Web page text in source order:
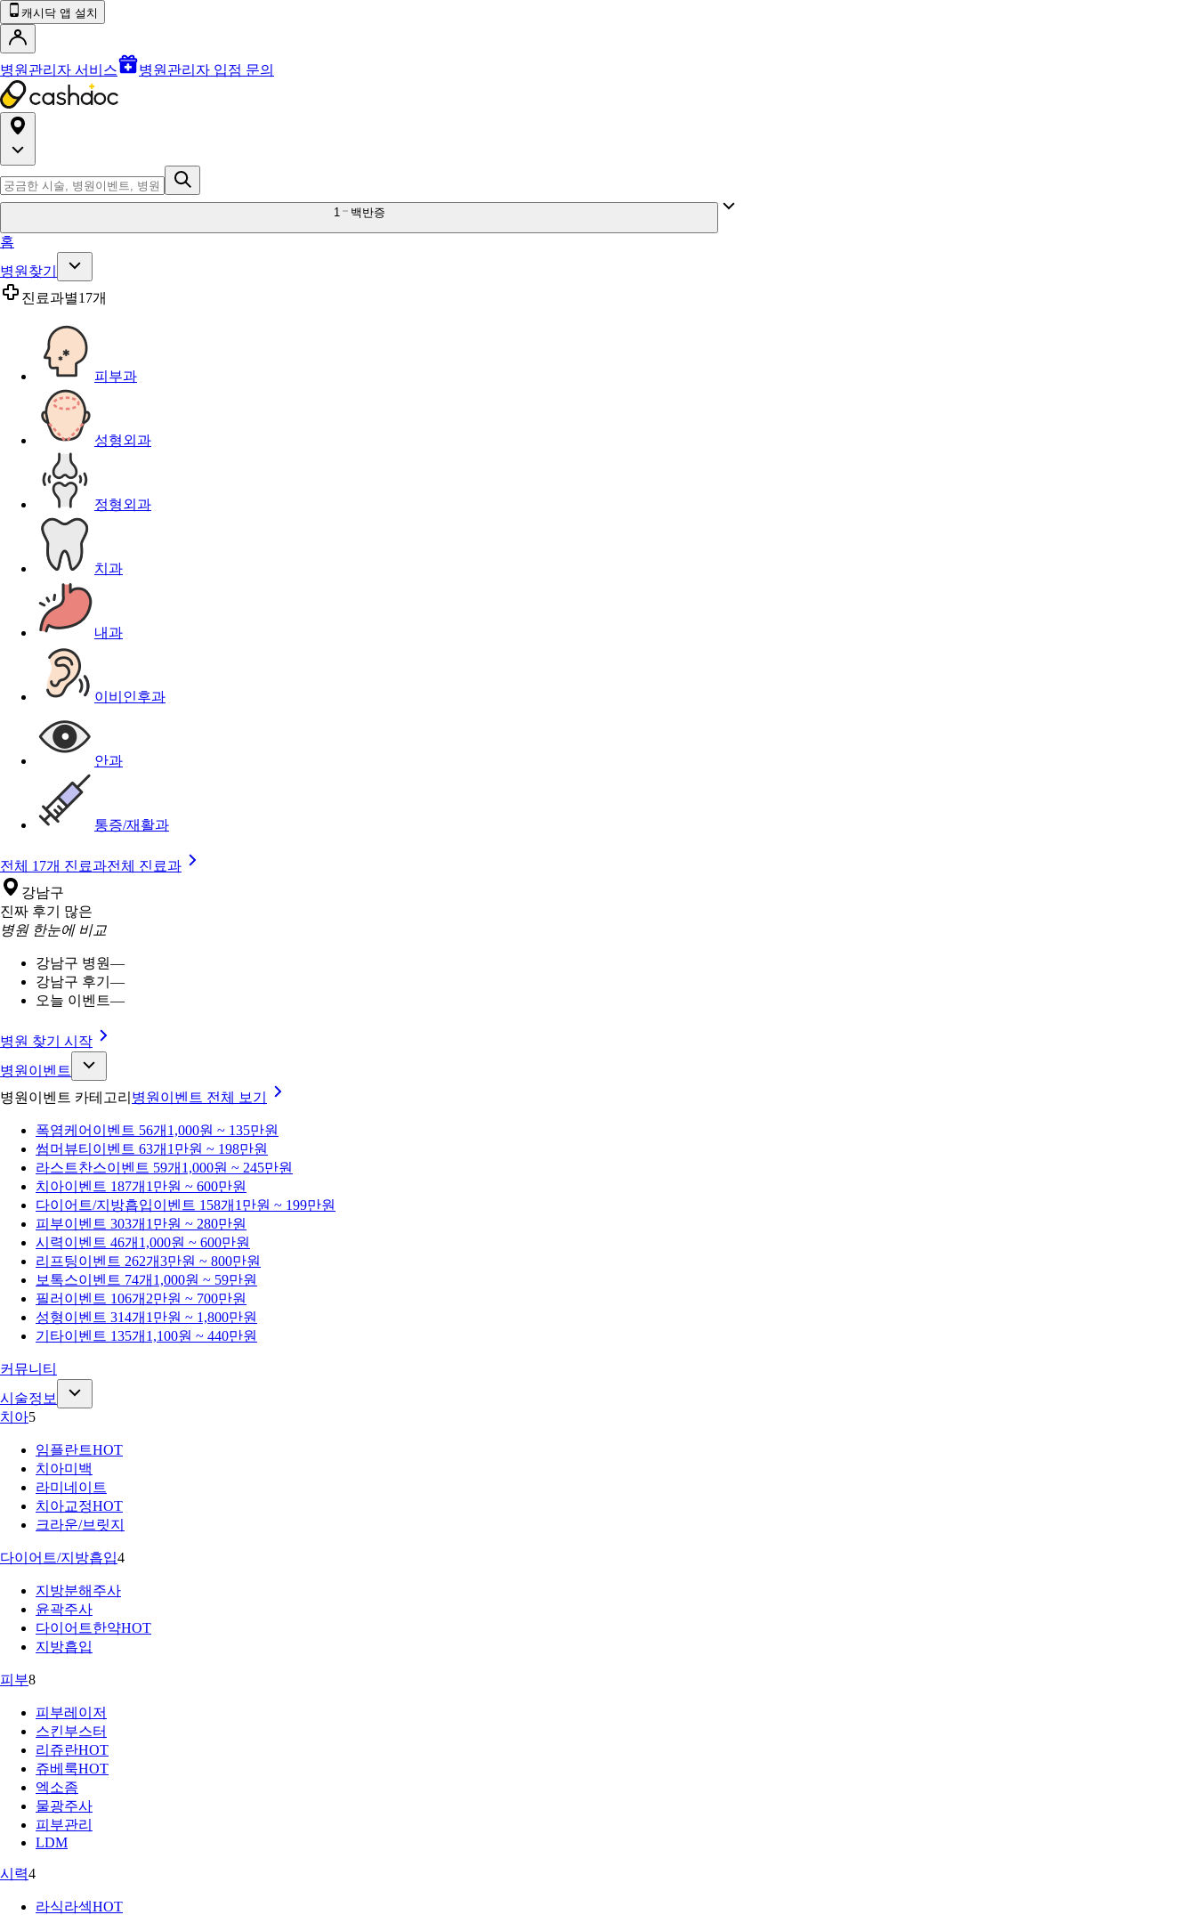
캐시닥 앱 설치
병원관리자 서비스 병원관리자 입점 문의
1 백반증
홈
병원찾기
진료과별17개
피부과
성형외과
정형외과
치과
내과
이비인후과
안과
통증/재활과
전체 17개 진료과전체 진료과
강남구
진짜 후기 많은
병원 한눈에 비교
강남구 병원—
강남구 후기 —
오늘 이벤트—
병원 찾기 시작
병원이벤트
병원이벤트 카테고리 병원이벤트 전체 보기
폭염케어 이벤트 56개 1,000원 ~ 135만원
썸머뷰티 이벤트 63개 1만원 ~ 198만원
라스트찬스이벤트 59개 1,000원 ~ 245만원
치아이벤트 187개 1만원 ~ 600만원
다이어트/지방흡입이벤트 158개 1만원 ~ 199만원
피부이벤트 303개 1만원 ~ 280만원
시력이벤트 46개 1,000원 ~ 600만원
리프팅이벤트 262개3만원 ~ 800만원
보톡스이벤트 74개 1,000원 ~ 59만원
필러 이벤트 106개 2만원 ~ 700만원
성형이벤트 314개 1만원 ~ 1,800만원
기타이벤트 135개 1,100원 ~ 440만원
커뮤니티
시술정보
치아5
임플란트HOT
치아미백
라미네이트
치아교정HOT
크라운/브릿지
다이어트/지방흡입4
지방분해주사
윤곽주사
다이어트한약HOT
지방흡입
피부8
피부레이저
스킨부스터
리쥬란HOT
쥬베룩HOT
엑소좀
물광주사
피부관리
LDM
시력4
라식라섹HOT